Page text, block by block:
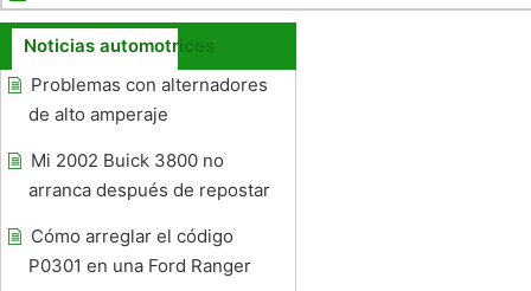
Toyota Celica 1993
Noticias automotrices
Problemas con alternadores
de alto amperaje
Mi 2002 Buick 3800 no
arranca después de repostar
Cómo arreglar el código
P0301 en una Ford Ranger